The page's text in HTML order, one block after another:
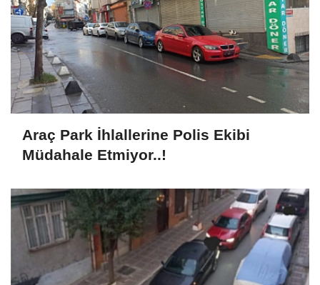
Araç Park İhlallerine Polis Ekibi
Müdahale Etmiyor..!